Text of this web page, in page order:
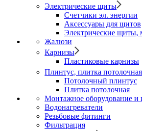
Электрические щиты
Счетчики эл. энергии
Аксессуары для щитов
Электрические щиты,
Жалюзи
Карнизы
Пластиковые карнизы
Плинтус, плитка потолочная
Потолочный плинтус
Плитка потолочная
Монтажное оборудование и
Водонагреватели
Резьбовые фитинги
Фильтрация